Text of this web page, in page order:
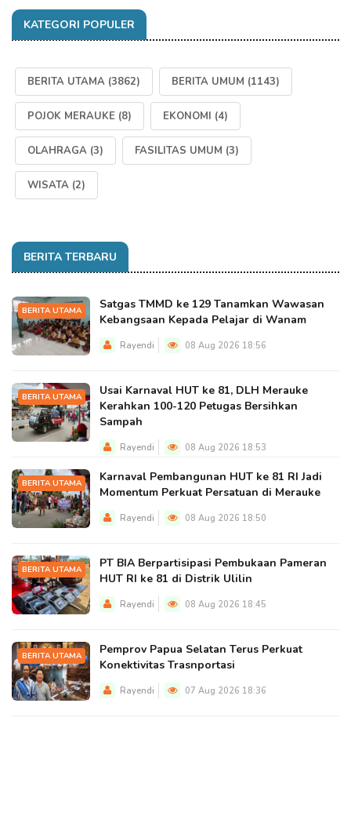
KATEGORI POPULER
BERITA UTAMA (3862) BERITA UMUM (1143)
POJOK MERAUKE (8) EKONOMI (4)
OLAHRAGA (3) FASILITAS UMUM (3)
WISATA (2)
BERITA TERBARU
BERITA UTAMA
Satgas TMMD ke 129 Tanamkan Wawasan
Kebangsaan Kepada Pelajar di Wanam
Rayendi 08 Aug 2026 18:56
BERITA UTAMA
Usai Karnaval HUT ke 81, DLH Merauke
Kerahkan 100-120 Petugas Bersihkan
Sampah
Rayendi 08 Aug 2026 18:53
BERITA UTAMA
Karnaval Pembangunan HUT ke 81 RI Jadi
Momentum Perkuat Persatuan di Merauke
Rayendi 08 Aug 2026 18:50
BERITA UTAMA
PT BIA Berpartisipasi Pembukaan Pameran
HUT RI ke 81 di Distrik Ulilin
Rayendi 08 Aug 2026 18:45
BERITA UTAMA
Pemprov Papua Selatan Terus Perkuat
Konektivitas Trasnportasi
Rayendi 07 Aug 2026 18:36